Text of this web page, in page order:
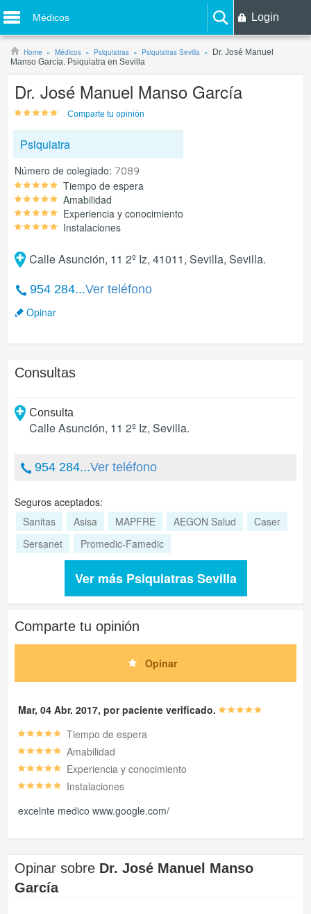
Médicos Login
Home Médicos Psiquiatras Psiquiatras Sevilla
Dr. José Manuel
Manso García. Psiquiatra en Sevilla
Dr. José Manuel Manso García
Comparte tu opinión
Psiquiatra
Número de colegiado:
Tiempo de espera
Amabilidad
Experiencia y conocimiento
Instalaciones
Calle Asunción, 11 2º Iz, 41011, Sevilla, Sevilla.
954 284...Ver teléfono
Opinar
Consultas
Consulta
Calle Asunción, 11 2º Iz, Sevilla.
954 284...Ver teléfono
Seguros aceptados:
Sanitas
Asisa MAPFRE AEGON Salud
Caser
Sersanet
Promedic-Famedic
Ver más Psiquiatras Sevilla
Comparte tu opinión
Opinar
Mar, 04 Abr. 2017, por paciente verificado.
Tiempo de espera
Amabilidad
Experiencia y conocimiento
Instalaciones
excelnte medico www.google.com/
Opinar sobre Dr. José Manuel Manso
García